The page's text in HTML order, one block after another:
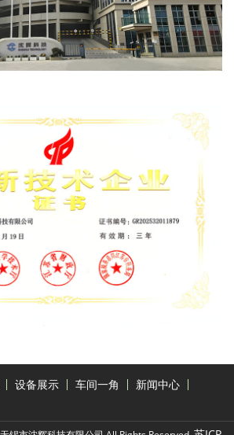
设备展示 车间一角
新闻中心